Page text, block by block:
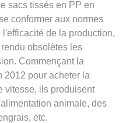
sacs tissés en PP en
conformer aux normes
de la production,
obsolètes les
Commençant la
2012 pour acheter la
vitesse, ils produisent
animale, des
etc.